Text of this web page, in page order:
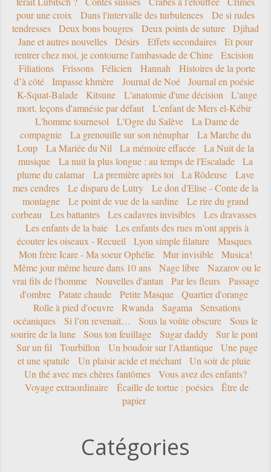
pour une croix
Dans l'intervalle des turbulences
De si rudes
tendresses
Deux bons bougres Deux points de suture
Djihad
Jane et autres nouvelles
Désirs Effets secondaires
Et pour
rentrer chez moi, je contourne l'ambassade de Chine
Excision
Filiations
Frissons Félicien Hannah
Histoires de la porte
d’à côté
Impasse khmère Journal de Noé
Journal en poésie
K-Squat-Balade
Kitsune L'anatomie d'une décision
L'ange
mort, leçons d'amnésie par défaut
L'enfant de Mers el-Kébir
L'homme tournesol
L'Ogre du Salève
La Dame de
compagnie
La grenouille sur son nénuphar
La Marche du
Loup
La Mariée du Nil La mémoire effacée
La Nuit de la
musique
La nuit la plus longue : au temps de l'Escalade
La
plume du calamar
La première après toi La Rôdeuse
Lave
mes cendres
Le disparu de Lutry
Le don d'Elise - Conte de la
montagne
Le point de vue de la sardine
Le rire du grand
corbeau
Les battantes Les cadavres invisibles
Les dravasses
Les enfants de la baie
Les enfants des rues m’ont appris à
écouter les oiseaux - Recueil
Lyon simple filature
Masques
Mon frère Icare - Ma soeur Ophélie
Mur invisible
Musica!
Même jour même heure dans 10 ans
Nage libre
Nazarov ou le
vrai fils de l'homme
Nouvelles d'antan Par les fleurs
Passage
d'ombre
Patate chaude Petite Masque
Quartier d'orange
Rolle à pied d'oeuvre
Rwanda Sagama
Sensations
océaniques
Si l’on revenait… Sous la voûte obscure
Sous le
sourire de la lune
Sous ton feuillage Sugar daddy
Sur le pont
Sur un fil
Tourbillon Un boudoir sur l'Atlantique
Une page
et une spatule
Un plaisir acide et méchant
Un soir de pluie
Un thé avec mes chères fantômes
Vous avez des enfants?
Voyage extraordinaire
Écaille de tortue : poésies
Être de
papier
Catégories